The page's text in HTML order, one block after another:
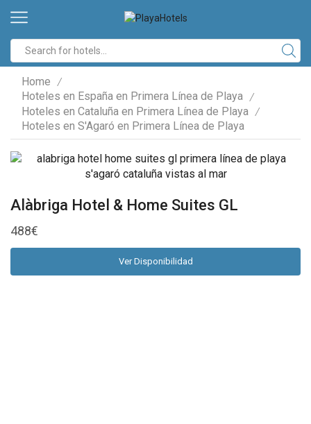
input
Home /
Hoteles en España en Primera Línea de Playa /
Hoteles en Cataluña en Primera Línea de Playa /
Hoteles en S'Agaró en Primera Línea de Playa
Alàbriga Hotel & Home Suites GL
488€
Ver Disponibilidad